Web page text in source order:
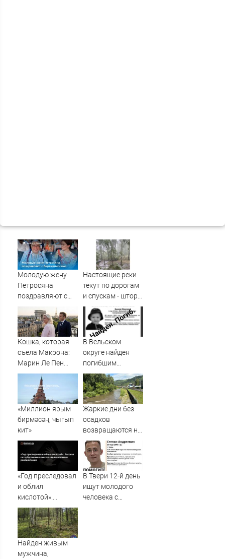
Молодую жену
Петросяна
поздравляют с
беременностью
Настоящие реки
текут по дорогам
и спускам - шторм
«нарезал задач»
горожанам и
службам
Сызрани
Кошка, которая
съела Макрона:
Марин Ле Пен
готова стать
президентом
Франции. Что это
даст России
В Вельском
округе найден
погибшим
пропавший
полуторагодовалый
ребёнок
«Миллион ярым
бирмәсәң, чыгып
кит»
Жаркие дни без
осадков
возвращаются на
Алтай
«Год преследовал
и облил
кислотой».
Рассказ
петербурженки о
жестоком
нападении и
реабилитации
В Твери 12-й день
ищут молодого
человека с
Найден живым
мужчина,